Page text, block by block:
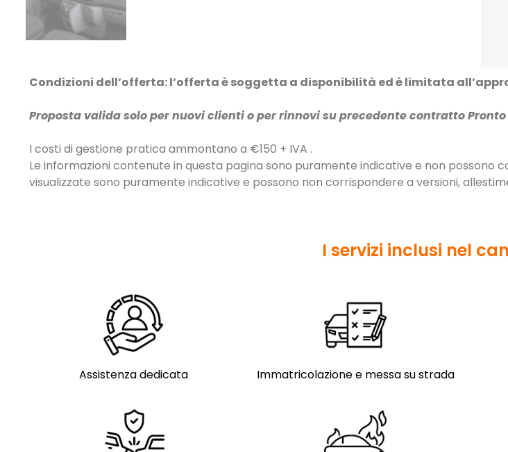
Condizioni dell’offerta: l’offerta è soggetta a disponibilità ed è limitata
Proposta valida solo per nuovi clienti o per rinnovi su precedente contratto
I costi di gestione pratica ammontano a €150 + IVA .
Le informazioni contenute in questa pagina sono puramente indicative e non possono
visualizzate sono puramente indicative e possono non corrispondere a versioni,
I servizi inclusi nel
Assistenza dedicata Immatricolazione e messa su strada